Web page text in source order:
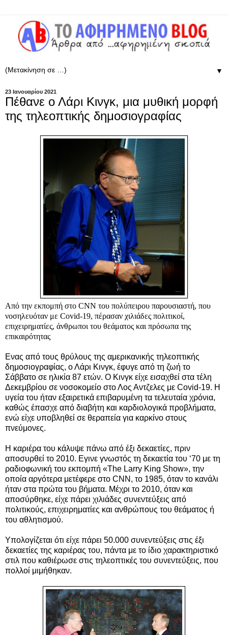
▼
23 Ιανουαρίου 2021
Πέθανε ο Λάρι Κινγκ, μια μυθική μορφή
της τηλεοπτικής δημοσιογραφίας
Από την εκπομπή στο CNN του πολύπειρου παρουσιαστή, που
νοσηλευόταν με Covid-19, πέρασαν χιλιάδες πολιτικοί,
επιχειρηματίες, άνθρωποι του θεάματος και πρόσωπα της
επικαιρότητας
Ενας από τους θρύλους της αμερικανικής τηλεοπτικής
δημοσιογραφίας, ο Λάρι Κινγκ, έφυγε από τη ζωή το
Σάββατο σε ηλικία 87 ετών. Ο Κινγκ είχε εισαχθεί στα τέλη
Δεκεμβρίου σε νοσοκομείο στο Λος Αντζελες με Covid-19. Η
υγεία του ήταν εξαιρετικά επιβαρυμένη τα τελευταία χρόνια,
καθώς έπασχε από διαβήτη και καρδιολογικά προβλήματα,
ενώ είχε υποβληθεί σε θεραπεία για καρκίνο στους
πνεύμονες.
Η καριέρα του κάλυψε πάνω από έξι δεκαετίες, πριν
αποσυρθεί το 2010. Εγινε γνωστός τη δεκαετία του ‘70 με τη
ραδιοφωνική του εκπομπή «The Larry King Show», την
οποία αργότερα μετέφερε στο CNN, τo 1985, όταν το κανάλι
ήταν στα πρώτα του βήματα. Μέχρι το 2010, όταν και
αποσύρθηκε, είχε πάρει χιλιάδες συνεντεύξεις από
πολιτικούς, επιχειρηματίες και ανθρώπους του θεάματος ή
του αθλητισμού.
Υπολογίζεται ότι είχε πάρει 50.000 συνεντεύξεις στις έξι
δεκαετίες της καριέρας του, πάντα με το ίδιο χαρακτηριστικό
στιλ που καθιέρωσε στις τηλεοπτικές του συνεντεύξεις, που
πολλοί μιμήθηκαν.